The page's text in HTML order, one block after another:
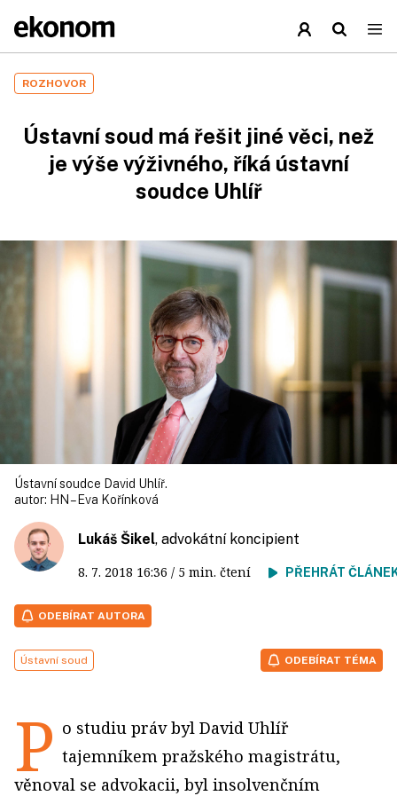
ROZHOVOR
Ústavní soud má řešit jiné věci, než
je výše výživného, říká ústavní
soudce Uhlíř
Ústavní soudce David Uhlíř.
autor: HN – Eva Kořínková
Lukáš Šikel, advokátní koncipient
8. 7. 2018 16:36 / 5 min. čtení PŘEHRÁT
ODEBÍRAT AUTORA
Ústavní soud ODEBÍRAT TÉMA
P o studiu práv byl David Uhlíř
tajemníkem pražského magistrátu,
věnoval se advokacii, byl insolvenčním